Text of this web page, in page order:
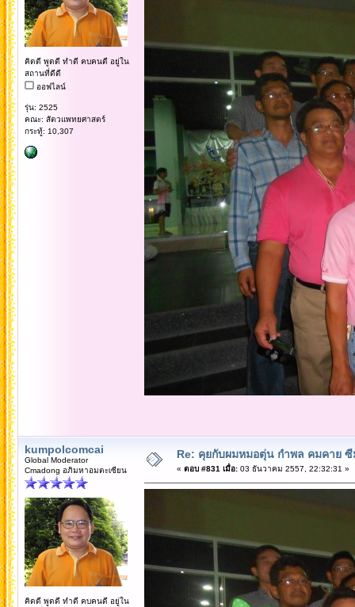
คิดดี พูดดี ทำดี คบคนดี อยู่ใน
สถานที่ดีดี
ออฟไลน์
รุ่น: 2525
คณะ: สัตวแพทยศาสตร์
กระทู้: 10,307
kumpolcomcai
Global Moderator
Cmadong อภิมหาอมตะเซียน
คิดดี พูดดี ทำดี คบคนดี อยู่ใน
Re: คุยกับผมหมอตุ่น กำพล คมคาย
« ตอบ #831 เมื่อ:03 ธันวาคม 2557, 22:32:31 »